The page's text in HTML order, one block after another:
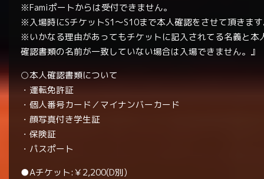
※Famiポートからは受付できません。
※入場時にSチケットS1～S10まで本人確認をさせて頂きま
※いかなる理由があってもチケットに記入されてる名義と本
確認書類の名前が一致していない場合は入場できません。』
○本人確認書類について
・運転免許証
・個人番号カード／マイナンバーカード
・顔写真付き学生証
・保険証
・パスポート
●Aチケット:￥2,200(D別)